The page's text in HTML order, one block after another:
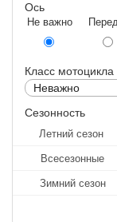
GoldenTyre
Gummy
IRC
IRC Tyre
Kenda
KINGS TIRE
Kingstone
Ось
Не важно
Класс мотоцикла
Неважно
Сезонность
Летний сезон
Всесезонные
Зимний сезон